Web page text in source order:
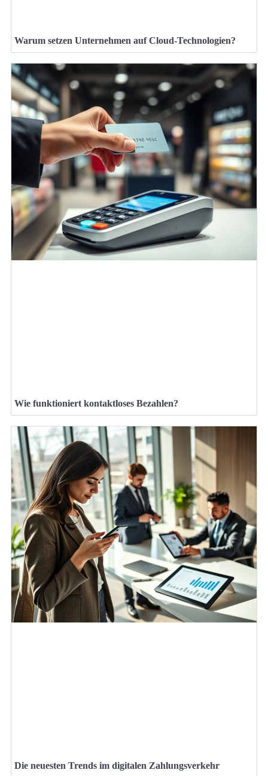
Warum setzen Unternehmen auf Cloud-Technologien?
Wie funktioniert kontaktloses Bezahlen?
Die neuesten Trends im digitalen Zahlungsverkehr